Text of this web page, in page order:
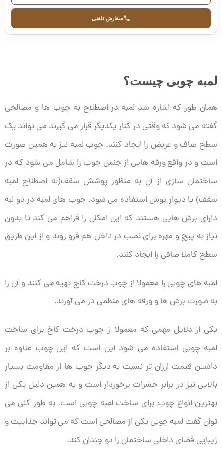
سفارش تلفنی
لمبه چوبی چیست؟
همان طور که اشاره شد لمبه در اصطلاح به چوب ها و مصالحی
گفته می شود که وقتی در کنار یکدیگر قرار می گیرند می تواند یک
سطح صاف و عریض را ایجاد کنند. چوب لمبه نیز به همین صورت
است و در واقع ورقه هایی از جنس چوب را شامل می شود که در
ساختمان سازی از آن به منظور پوشش سقف(به اصطلاح لمبه
سقف) یا دیوار پوش استفاده می شود. چوب های لمبه در دو لبه
دارای برش هایی هستند که این امکان را فراهم می کند تا بدون
نیاز به پیچ و مهره برای نصب در داخل هم فرو روند و از این طریق
سطح کاملا صافی را ایجاد کنند.
لمبه های چوبی را معمولا از چوب درخت کاج تهیه می کنند و آن را
به صورت برش ها و ورقه های منظمی در می آورند.
یکی از دلایل مهمی که معمولا از چوب درخت کاخ برای ساخت
لمبه چوبی استفاده می شود این است که این چوب علاوه بر
داشتن قیمت ارزان تر نسبت به دیگر چوب ها از مقاومت بسیار
بالایی نیز در برابر حشرات برخوردار است و به همین دلیل یکی از
بهترین انواع چوب برای ساخت لمبه چوبی است. به طور کلی می
توان گفت لمبه چوبی یکی از مصالحی است که می تواند جذابیت و
زیبایی فضای داخلی ساختمان را دو چندان کند.